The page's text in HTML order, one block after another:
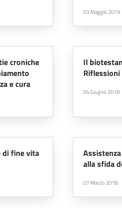
03 Maggio 2019
croniche
e cura
Il
04 Giugno 2018
di fine vita
alla sfida
07 Marzo 2018